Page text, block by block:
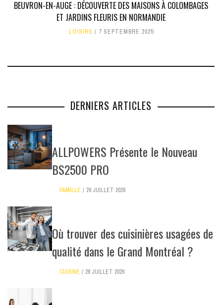
BEUVRON-EN-AUGE : DÉCOUVERTE DES MAISONS À COLOMBAGES
ET JARDINS FLEURIS EN NORMANDIE
LOISIRS 7 SEPTEMBRE 2025
DERNIERS ARTICLES
ALLPOWERS Présente le Nouveau
BS2500 PRO
FAMILLE 29 JUILLET 2026
Où trouver des cuisinières usagées de
qualité dans le Grand Montréal ?
CUISINE 26 JUILLET 2026